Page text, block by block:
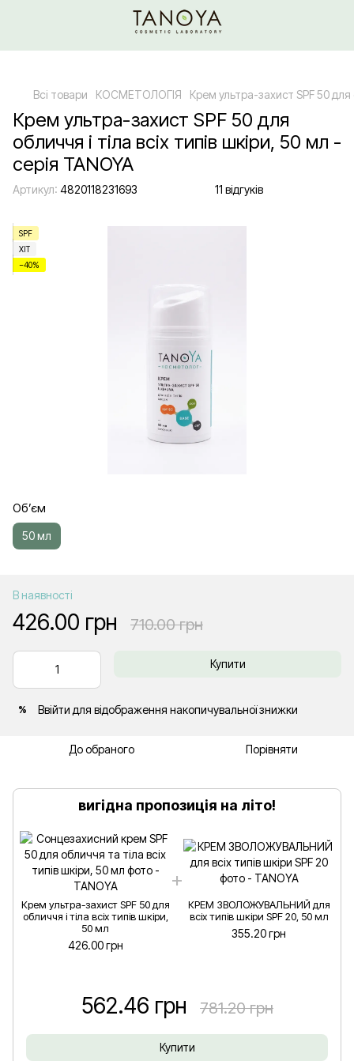
Всі товари КОСМЕТОЛОГІЯ Крем ультра-захист SPF 50 для
Крем ультра-захист SPF 50 для
обличчя і тіла всіх типів шкіри, 50 мл -
серія TANOYA
Артикул: 4820118231693 11 відгуків
SPF
ХІТ
−40%
Об’єм
50 мл
В наявності
426.00 грн 710.00 грн
Купити
% Ввійти для відображення накопичувальної знижки
До обраного Порівняти
вигідна пропозиція на літо!
Крем ультра-захист SPF 50 для
обличчя і тіла всіх типів шкіри,
50 мл
426.00 грн
КРЕМ ЗВОЛОЖУВАЛЬНИЙ для
всіх типів шкіри SPF 20, 50 мл
355.20 грн
562.46 грн 781.20 грн
Купити